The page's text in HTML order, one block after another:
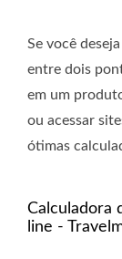
Se você
entre dois
em um
ou acessar
ótimas
Calculadora
line -